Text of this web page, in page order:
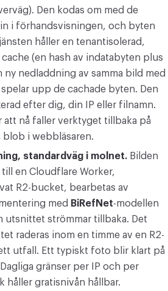
Den kodas om med de
i förhandsvisningen, och byten
håller en tenantisolerad,
(en hash av indatabyten plus
ny nedladdning av samma bild med
upp de cachade byten. Den
efter dig, din IP eller filnamn.
att nå faller verktyget tillbaka på
i webbläsaren.
standardväg i molnet. Bilden
en Cloudflare Worker,
R2-bucket, bearbetas av
med BiRefNet-modellen
utsnittet strömmar tillbaka. Det
raderas inom en timme av en R2-
utfall. Ett typiskt foto blir klart på
gränser per IP och per
håller gratisnivån hållbar.